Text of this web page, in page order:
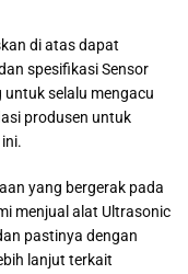
di atas dapat
spesifikasi Sensor
selalu mengacu
produsen untuk
yang bergerak pada
menjual alat Ultrasonic
pastinya dengan
lanjut terkait